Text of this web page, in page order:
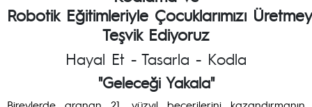
Robotik Eğitimleriyle Çocuklarımızı
Teşvik Ediyoruz
Hayal Et - Tasarla - Kodla
"Geleceği Yakala"